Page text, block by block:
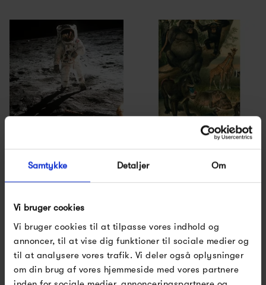
Samtykke Detaljer Om
Vi bruger cookies
Vi bruger cookies til at tilpasse vores indhold og
annoncer, til at vise dig funktioner til sociale medier og
til at analysere vores trafik. Vi deler også oplysninger
om din brug af vores hjemmeside med vores partnere
250,00 kr 250,00 kr